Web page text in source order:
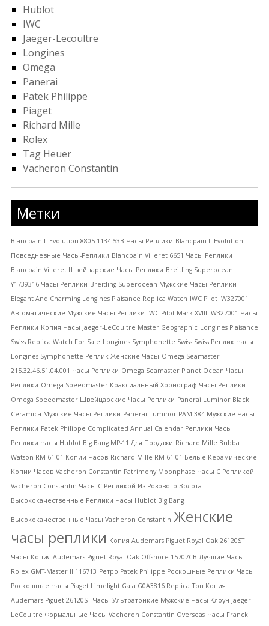
Hublot
IWC
Jaeger-Lecoultre
Longines
Omega
Panerai
Patek Philippe
Piaget
Richard Mille
Rolex
Tag Heuer
Vacheron Constantin
Метки
Blancpain L-Evolution 8805-1134-53B Часы-Pеплики Blancpain L-Evolution
Повседневные Часы-Pеплики Blancpain Villeret 6651 Часы Реплики
Blancpain Villeret Швейцарские Часы Реплики Breitling Superocean
Y1739316 Часы Реплики Breitling Superocean Мужские Часы Реплики
Elegant And Charming Longines Plaisance Replica Watch IWC Pilot IW327001
Автоматические Мужские Часы Реплики IWC Pilot Mark XVIII IW327001 Часы
Реплики Kопия Часы Jaeger-LeCoultre Master Geographic Longines Plaisance
Swiss Replica Watch For Sale Longines Symphonette Swiss Swiss Реплик Часы
Longines Symphonette Реплик Женские Часы Omega Seamaster
215.32.46.51.04.001 Часы Реплики Omega Seamaster Planet Ocean Часы
Реплики Omega Speedmaster Коаксиальный Хронограф Часы Реплики
Omega Speedmaster Швейцарские Часы Реплики Panerai Luminor Black
Ceramica Мужские Часы Реплики Panerai Luminor PAM 384 Мужские Часы
Реплики Patek Philippe Complicated Annual Calendar Реплики Часы
Pеплики Часы Hublot Big Bang MP-11 Для Продажи Richard Mille Bubba
Watson RM 61-01 Копии Часов Richard Mille RM 61-01 Белые Керамические
Копии Часов Vacheron Constantin Patrimony Moonphase Часы С Репликой
Vacheron Constantin Часы С Репликой Из Розового Золота
Высококачественные Pеплики Часы Hublot Big Bang
Высококачественные Часы Vacheron Constantin Женские
часы реплики Копия Audemars Piguet Royal Oak 26120ST
Часы Копия Audemars Piguet Royal Oak Offshore 15707CB Лучшие Часы
Rolex GMT-Master II 116713 Ретро Patek Philippe Роскошные Реплики Часы
Роскошные Часы Piaget Limelight Gala G0A3816 Replica Топ Копия
Audemars Piguet 26120ST Часы Ультратонкие Мужские Часы Клоун Jaeger-
LeCoultre Формальные Часы Vacheron Constantin Overseas Часы Franck